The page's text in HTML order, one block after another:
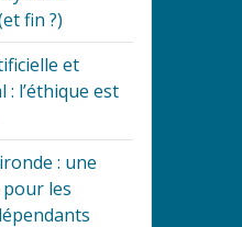
fin ?)
et
: l’éthique est
: une
pour les